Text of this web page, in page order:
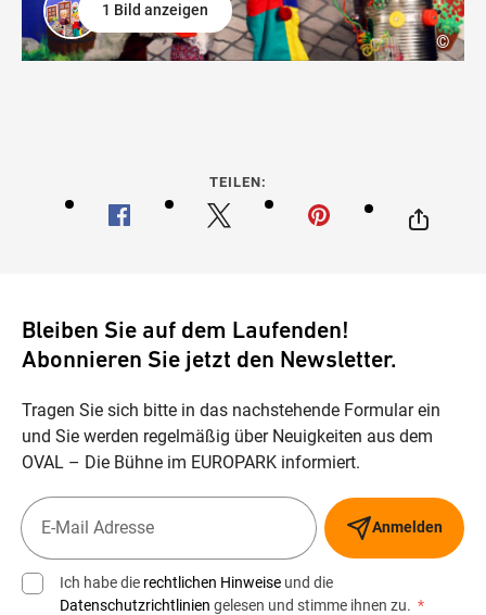
©
1 Bild anzeigen
TEILEN:
Bleiben Sie auf dem Laufenden!
Abonnieren Sie jetzt den Newsletter.
Tragen Sie sich bitte in das nachstehende Formular ein
und Sie werden regelmäßig über Neuigkeiten aus dem
OVAL – Die Bühne im EUROPARK informiert.
Anmelden
Ich habe die rechtlichen Hinweise und die
Datenschutzrichtlinien gelesen und stimme ihnen zu. *